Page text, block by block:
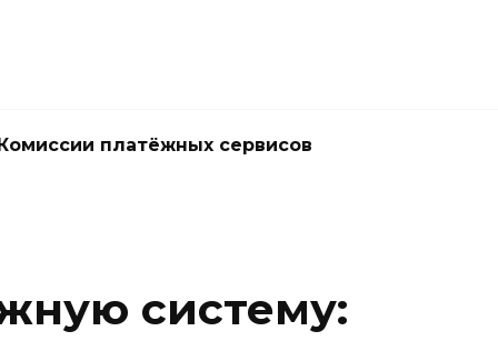
платёжных сервисов
систему: